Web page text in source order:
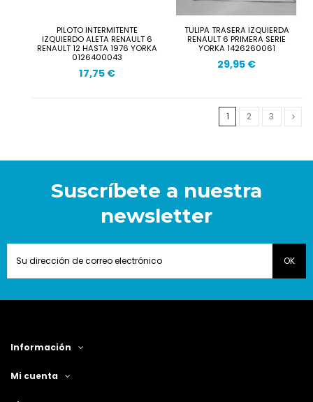
PILOTO INTERMITENTE
IZQUIERDO ALETA RENAULT 6
RENAULT 12 HASTA 1976 YORKA
0126400043
17,75 €
TULIPA TRASERA IZQUIERDA
RENAULT 6 PRIMERA SERIE
YORKA 1426260061
29,95 €
1 2 3
Suscríbete a nuestra
newsletter
Información
Mi cuenta